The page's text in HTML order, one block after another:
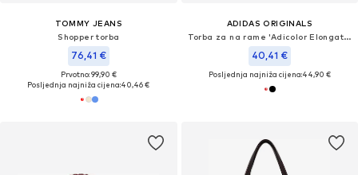
TOMMY JEANS
Shopper torba
76,41 €
Prvotno: 99,90 €
Posljednja najniža cijena:40,46 €
ADIDAS ORIGINALS
Torba za na rame 'Adicolor Elongated'
40,41 €
Posljednja najniža cijena:44,90 €